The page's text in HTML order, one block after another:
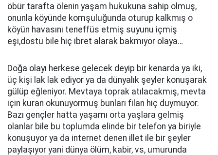
öbür tarafta ölenin yaşam hukukuna sahip olmuş,
onunla köyünde komşuluğunda oturup kalkmış o
köyün havasını teneffüs etmiş suyunu içmiş
eşi,dostu bile hiç ibret alarak bakmıyor olaya…
Doğa olayı herkese gelecek deyip bir kenarda ya iki,
üç kişi lak lak ediyor ya da dünyalık şeyler konuşarak
gülüp eğleniyor. Mevtaya toprak atılacakmış, mevta
için kuran okunuyormuş bunları filan hiç duymuyor.
Bazı gençler hatta yaşamı orta yaşlara gelmiş
olanlar bile bu toplumda elinde bir telefon ya biriyle
konuşuyor ya da internet denen illet ile bir şeyler
paylaşıyor yani dünya ölüm, kabir, vs, umurunda